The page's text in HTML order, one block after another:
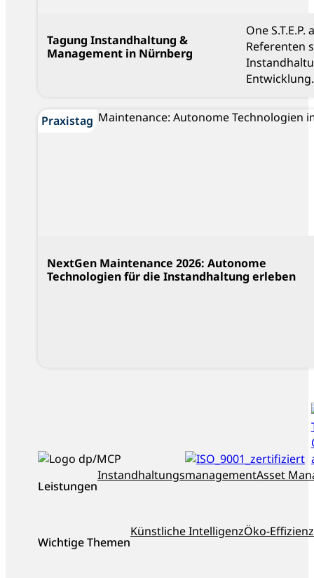
Tagung Instandhaltung &
Management in Nürnberg
One
Referenten
Praxistag
NextGen Maintenance 2026: Autonome
Technologien für die Instandhaltung erleben
ISO_9001_zertifiziert
dankl+partner
als
Österreichs
Leistungen
InstandhaltungsmanagementAsset
Wichtige Themen
Künstliche IntelligenzÖko-Effizienz